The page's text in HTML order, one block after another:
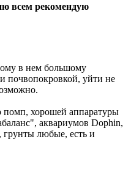
всем рекомендую
в нем большому
и почвопокровкой, уйти не
хорошей аппаратуры
аквариумов Dophin,
любые, есть и